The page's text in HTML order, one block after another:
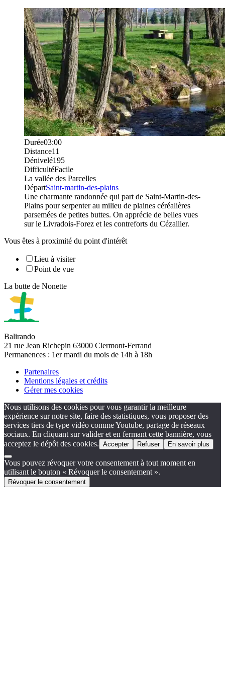
Durée03:00
Distance11
Dénivelé195
DifficultéFacile
La vallée des Parcelles
DépartSaint-martin-des-plains
Une charmante randonnée qui part de Saint-Martin-des-
Plains pour serpenter au milieu de plaines céréalières
parsemées de petites buttes. On apprécie de belles vues
sur le Livradois-Forez et les contreforts du Cézallier.
Vous êtes à proximité du point d'intérêt
Lieu à visiter
Point de vue
La butte de Nonette
Balirando
21 rue Jean Richepin 63000 Clermont-Ferrand
Permanences : 1er mardi du mois de 14h à 18h
Partenaires
Mentions légales et crédits
Gérer mes cookies
Nous utilisons des cookies pour vous garantir la meilleure
expérience sur notre site, faire des statistiques, vous proposer des
services tiers de type vidéo comme Youtube, partage de réseaux
sociaux. En cliquant sur valider et en fermant cette bannière, vous
acceptez le dépôt des cookies. Accepter Refuser En savoir plus
Vous pouvez révoquer votre consentement à tout moment en
utilisant le bouton « Révoquer le consentement ».
Révoquer le consentement